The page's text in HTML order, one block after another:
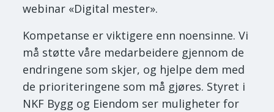
webinar «Digital mester».
Kompetanse er viktigere enn noensinne. Vi
må støtte våre medarbeidere gjennom de
endringene som skjer, og hjelpe dem med
de prioriteringene som må gjøres. Styret i
NKF Bygg og Eiendom ser muligheter for